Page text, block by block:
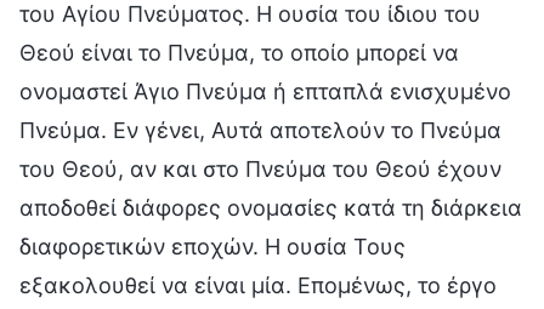
του Αγίου Πνεύματος. Η ουσία του ίδιου του
Θεού είναι το Πνεύμα, το οποίο μπορεί να
ονομαστεί Άγιο Πνεύμα ή επταπλά ενισχυμένο
Πνεύμα. Εν γένει, Αυτά αποτελούν το Πνεύμα
του Θεού, αν και στο Πνεύμα του Θεού έχουν
αποδοθεί διάφορες ονομασίες κατά τη διάρκεια
διαφορετικών εποχών. Η ουσία Τους
εξακολουθεί να είναι μία. Επομένως, το έργο